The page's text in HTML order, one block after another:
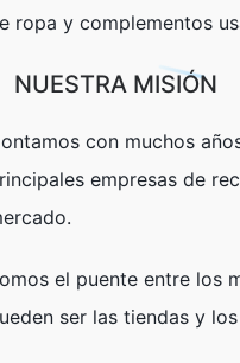
ropa y complementos
NUESTRA MISIÓN
con muchos
empresas de
el puente entre los
ser las tiendas y